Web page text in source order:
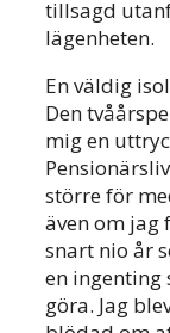
tillsagd
lägenheten.
En väldig
Den
mig en
större för
även om jag
snart nio år
en ingenting
göra. Jag